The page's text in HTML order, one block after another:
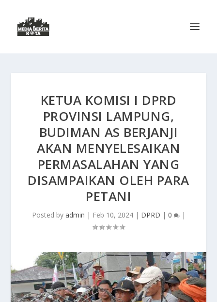
KETUA KOMISI I DPRD
PROVINSI LAMPUNG,
BUDIMAN AS BERJANJI
AKAN MENYELESAIKAN
PERMASALAHAN YANG
DISAMPAIKAN OLEH PARA
PETANI
Posted by admin | Feb 10, 2024| DPRD | 0 |